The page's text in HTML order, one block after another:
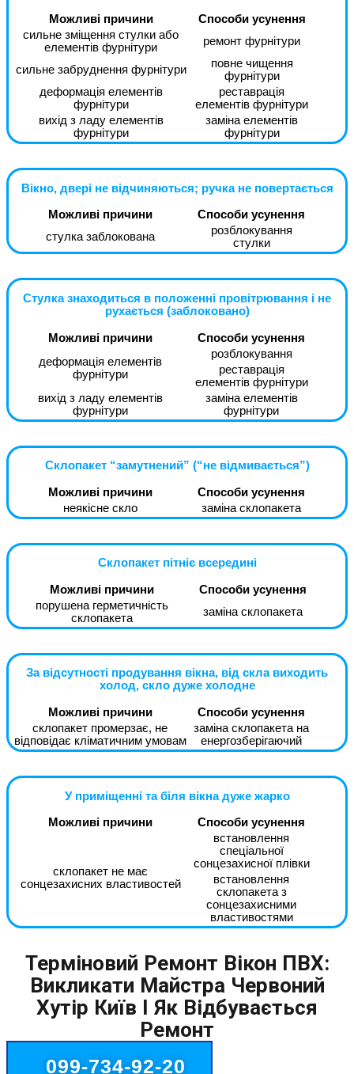
Можливі причини
Способи усунення
сильне зміщення стулки або
елементів фурнітури
ремонт фурнітури
сильне забруднення фурнітури
повне чищення
фурнітури
деформація елементів
фурнітури
реставрація
елементів фурнітури
вихід з ладу елементів
фурнітури
заміна елементів
фурнітури
Вікно, двері не відчиняються; ручка не повертається
Можливі причини
Способи усунення
стулка заблокована
розблокування
стулки
Стулка знаходиться в положенні провітрювання і не
рухається (заблоковано)
Можливі причини
Способи усунення
деформація елементів
фурнітури
розблокування
реставрація
елементів фурнітури
вихід з ладу елементів
фурнітури
заміна елементів
фурнітури
Склопакет “замутнений” (“не відмивається”)
Можливі причини
Способи усунення
неякісне скло
заміна склопакета
Склопакет пітніє всередині
Можливі причини
Способи усунення
порушена герметичність
склопакета
заміна склопакета
За відсутності продування вікна, від скла виходить
холод, скло дуже холодне
Можливі причини
Способи усунення
склопакет промерзає, не
відповідає кліматичним умовам
заміна склопакета на
енергозберігаючий
У приміщенні та біля вікна дуже жарко
Можливі причини Способи усунення
склопакет не має
сонцезахисних властивостей
встановлення
спеціальної
сонцезахисної плівки
встановлення
склопакета з
сонцезахисними
властивостями
Терміновий Ремонт Вікон ПВХ:
Викликати Майстра Червоний
Хутір Київ І Як Відбувається
Ремонт
099-734-92-20